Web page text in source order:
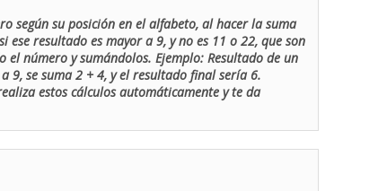
según su posición en el alfabeto, al hacer la suma
resultado es mayor a 9, y no es 11 o 22, que son
número y sumándolos. Ejemplo: Resultado de un
9, se suma 2 + 4, y el resultado final sería 6.
estos cálculos automáticamente y te da